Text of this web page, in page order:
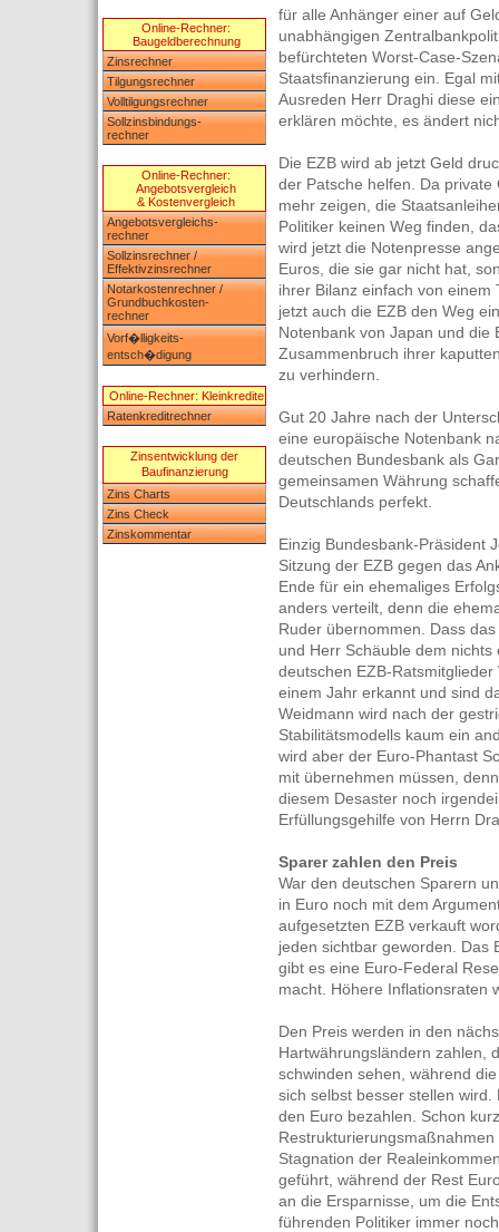
Online-Rechner:
Baugeldberechnung
Zinsrechner
Tilgungsrechner
Volltilgungsrechner
Sollzinsbindungs-
rechner
Online-Rechner:
Angebotsvergleich
& Kostenvergleich
Angebotsvergleichs-
rechner
Sollzinsrechner /
Effektivzinsrechner
Notarkostenrechner /
Grundbuchkosten-
rechner
Vorf�lligkeits-
entsch�digung
Online-Rechner: Kleinkredite
Ratenkreditrechner
Zinsentwicklung der
Baufinanzierung
Zins Charts
Zins Check
Zinskommentar
für alle Anhänger einer auf
unabhängigen
befürchteten Worst-Case-
Staatsfinanzierung ein. Egal
Ausreden Herr Draghi diese
erklären möchte, es ändert
Die EZB wird ab jetzt Geld
der Patsche helfen. Da
mehr zeigen, die
Politiker keinen Weg finden,
wird jetzt die Notenpresse
Euros, die sie gar nicht hat,
ihrer Bilanz einfach von
jetzt auch die EZB den Weg
Notenbank von Japan und die
Zusammenbruch ihrer
zu verhindern.
Gut 20 Jahre nach der
eine europäische Notenbank
deutschen Bundesbank als
gemeinsamen Währung
Deutschlands perfekt.
Einzig Bundesbank-Präsident
Sitzung der EZB gegen das
Ende für ein ehemaliges
anders verteilt, denn die
Ruder übernommen. Dass
und Herr Schäuble dem
deutschen EZB-
einem Jahr erkannt und sind
Weidmann wird nach der
Stabilitätsmodells kaum ein
wird aber der Euro-Phantast
mit übernehmen müssen,
diesem Desaster noch
Erfüllungsgehilfe von Herrn
Sparer zahlen den Preis
War den deutschen Sparern
in Euro noch mit dem
aufgesetzten EZB verkauft
jeden sichtbar geworden. Das
gibt es eine Euro-Federal
macht. Höhere Inflationsraten
Den Preis werden in den
Hartwährungsländern zahlen,
schwinden sehen, während
sich selbst besser stellen
den Euro bezahlen. Schon
Stagnation der
geführt, während der Rest
an die Ersparnisse, um die
führenden Politiker immer